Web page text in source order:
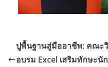
ปูพื้นฐานสู่มืออาชีพ: คณะวิ
อบรม Excel เสริมทักษะ